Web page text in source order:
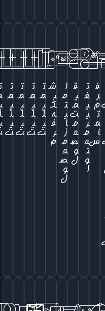
ق
ی
م
ت
م
ح
ص
ا
م
ت
ی
ا
ز
م
ح
ص
و
ش
ب
ک
ه
ف
ر
م
ت
م
پ
ل
ی
ت
ت
م
پ
ل
ی
ت
ت
م
پ
ل
ی
ت
ت
م
پ
ل
ی
ت
ت
م
پ
ل
ی
ت